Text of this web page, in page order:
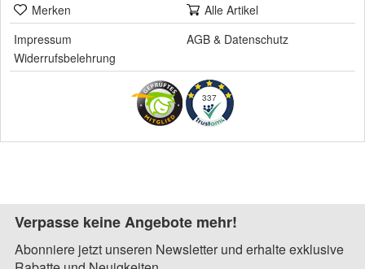
Merken
Alle Artikel
Impressum
AGB & Datenschutz
Widerrufsbelehrung
337
Verpasse keine Angebote mehr!
Abonniere jetzt unseren Newsletter und erhalte exklusive